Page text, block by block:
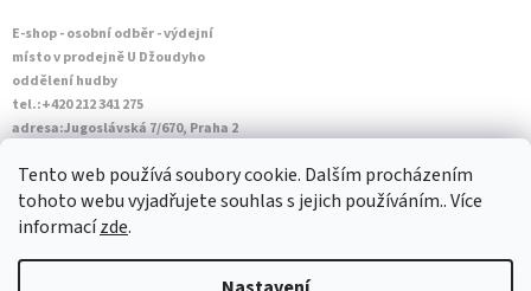
Tento web používá soubory cookie. Dalším procházením
tohoto webu vyjadřujete souhlas s jejich používáním.. Více
informacízde.
E-shop - osobní odběr - výdejní
místo v prodejně U Džoudyho
oddělení hudby
tel.:+420 212 341 275
adresa:Jugoslávská 7/670, Praha 2
Sobota: 10:00 - 14:45